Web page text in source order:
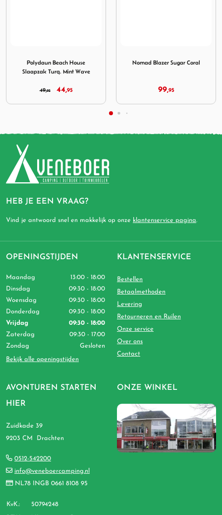
Polydaun Beach House
Slaapzak Turq. Mint Wave
49,95 44,95
Nomad Blazer Sugar Coral
99,95
HEB JE EEN VRAAG?
Vind je antwoord snel en makkelijk op onze klantenservice pagina.
AVONTUREN STARTEN
HIER
Zuidkade 39
9203 CM Drachten
0512-542200
info@veneboercamping.nl
NL78 INGB 0661 8108 95
KvK.: 50794248
OPENINGSTIJDEN
Maandag
13:00 - 18:00
Dinsdag
09:30 - 18:00
Woensdag
09:30 - 18:00
Donderdag
09:30 - 18:00
Vrijdag
09:30 - 18:00
Zaterdag
09:30 - 17:00
Zondag
Gesloten
Bekijk alle openingstijden
KLANTENSERVICE
Bestellen
Betaalmethoden
Levering
Retourneren en Ruilen
Onze service
Over ons
Contact
ONZE WINKEL